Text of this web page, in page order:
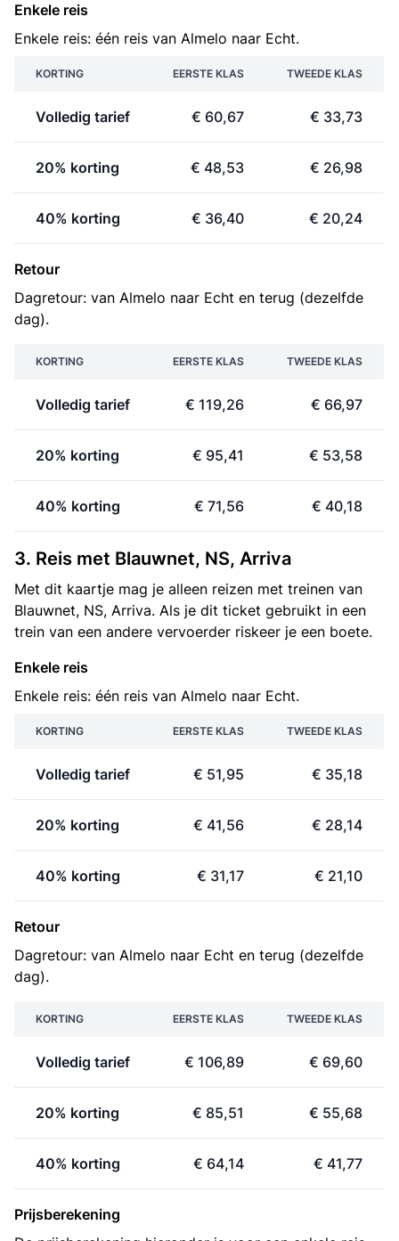
Enkele reis
Enkele reis: één reis van Almelo naar Echt.
KORTING EERSTE KLAS TWEEDE KLAS
Volledig tarief € 60,67 € 33,73
20% korting € 48,53 € 26,98
40% korting € 36,40 € 20,24
Retour
Dagretour: van Almelo naar Echt en terug (dezelfde
dag).
KORTING EERSTE KLAS TWEEDE KLAS
Volledig tarief € 119,26 € 66,97
20% korting € 95,41 € 53,58
40% korting € 71,56 € 40,18
3. Reis met Blauwnet, NS, Arriva
Met dit kaartje mag je alleen reizen met treinen van
Blauwnet, NS, Arriva. Als je dit ticket gebruikt in een
trein van een andere vervoerder riskeer je een boete.
Enkele reis
Enkele reis: één reis van Almelo naar Echt.
KORTING EERSTE KLAS TWEEDE KLAS
Volledig tarief € 51,95 € 35,18
20% korting € 41,56 € 28,14
40% korting € 31,17 € 21,10
Retour
Dagretour: van Almelo naar Echt en terug (dezelfde
dag).
KORTING EERSTE KLAS TWEEDE KLAS
Volledig tarief € 106,89 € 69,60
20% korting € 85,51 € 55,68
40% korting € 64,14 € 41,77
Prijsberekening